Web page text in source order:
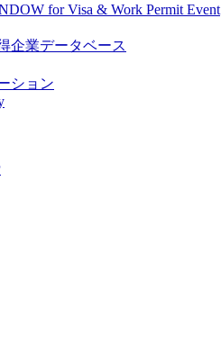
for Visa & Work Permit Event
企業データベース
ション